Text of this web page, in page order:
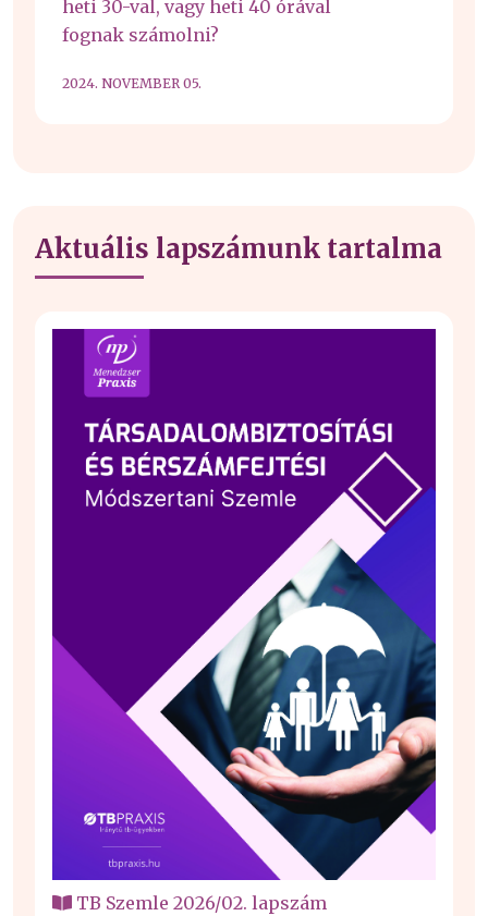
heti 30-val, vagy heti 40 órával
fognak számolni?
2024. NOVEMBER 05.
Aktuális lapszámunk tartalma
TB Szemle 2026/02. lapszám